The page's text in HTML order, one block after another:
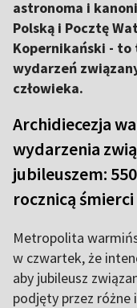
astronoma i
Polską i Pocztę
Kopernikański -
wydarzeń
człowieka.
Archidiecezja
wydarzenia
jubileuszem:
rocznicą
Metropolita
w czwartek, że
aby jubileusz
podjęty przez różne